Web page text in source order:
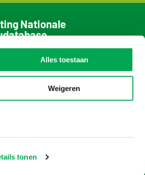
tonen
Alles toestaan
Weigeren
Nationale
5